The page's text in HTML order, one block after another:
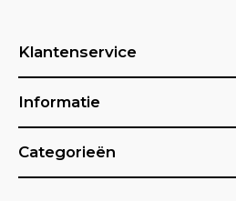
Klantenservice
Informatie
Categorieën